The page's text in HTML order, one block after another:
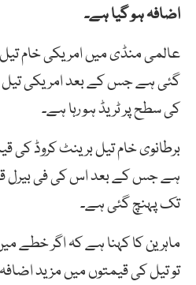
اضافہ ہو گیا ہے۔
کی سطح پر ٹریڈ ہو رہا ہے۔
تک پہنچ گئی ہے۔
ماہرین کا کہنا ہے کہ اگر خطے
تو تیل کی قیمتوں میں مزید